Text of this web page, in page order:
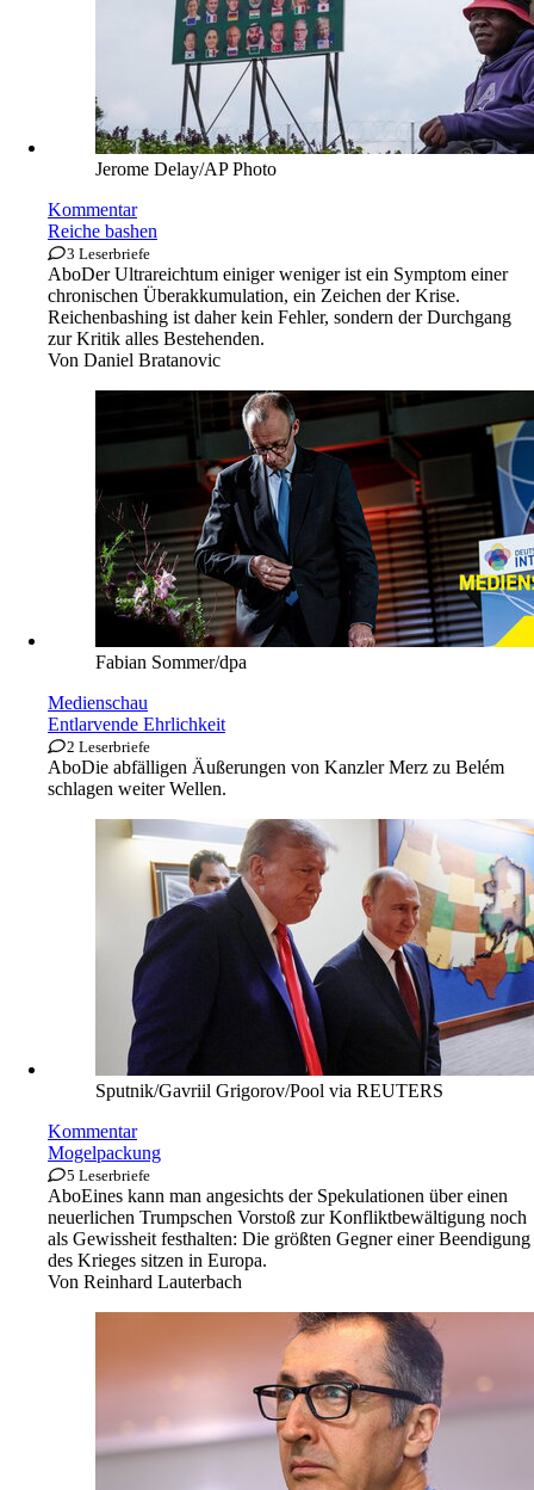
Jerome Delay/AP Photo
Kommentar
Reiche bashen
3 Leserbriefe
AboDer Ultrareichtum einiger weniger ist ein Symptom einer
chronischen Überakkumulation, ein Zeichen der Krise.
Reichenbashing ist daher kein Fehler, sondern der Durchgang
zur Kritik alles Bestehenden.
Von Daniel Bratanovic
Fabian Sommer/dpa
Medienschau
Entlarvende Ehrlichkeit
2 Leserbriefe
AboDie abfälligen Äußerungen von Kanzler Merz zu Belém
schlagen weiter Wellen.
Sputnik/Gavriil Grigorov/Pool via REUTERS
Kommentar
Mogelpackung
5 Leserbriefe
AboEines kann man angesichts der Spekulationen über einen
neuerlichen Trumpschen Vorstoß zur Konfliktbewältigung noch
als Gewissheit festhalten: Die größten Gegner einer Beendigung
des Krieges sitzen in Europa.
Von Reinhard Lauterbach